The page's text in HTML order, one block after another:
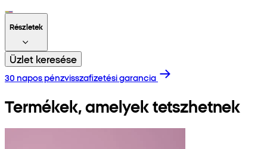
Részletek
Üzlet keresése
30 napos pénzvisszafizetési garancia
Termékek, amelyek tetszhetnek